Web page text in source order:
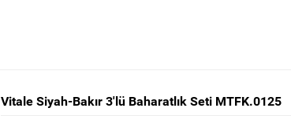
Vitale Siyah-Bakır 3'lü Baharatlık Seti MTFK.0125